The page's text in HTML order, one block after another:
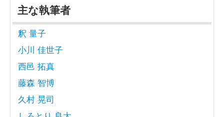
主な執筆者
釈 量子
小川 佳世子
西邑 拓真
藤森 智博
久村 晃司